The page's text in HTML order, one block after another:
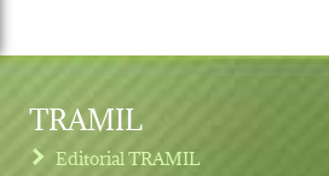
TRAMIL
Editorial TRAMIL